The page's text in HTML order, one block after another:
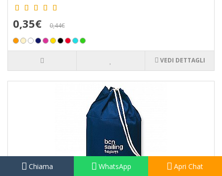
0,35€ 0,44€
VEDI DETTAGLI
Chiama WhatsApp Apri Chat